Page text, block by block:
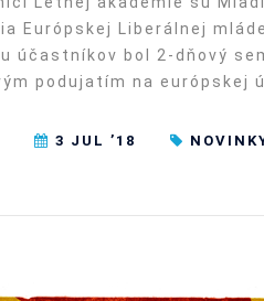
Európskej Liberálnej
účastníkov bol 2-dňový
podujatím na európskej
3 JUL ’18